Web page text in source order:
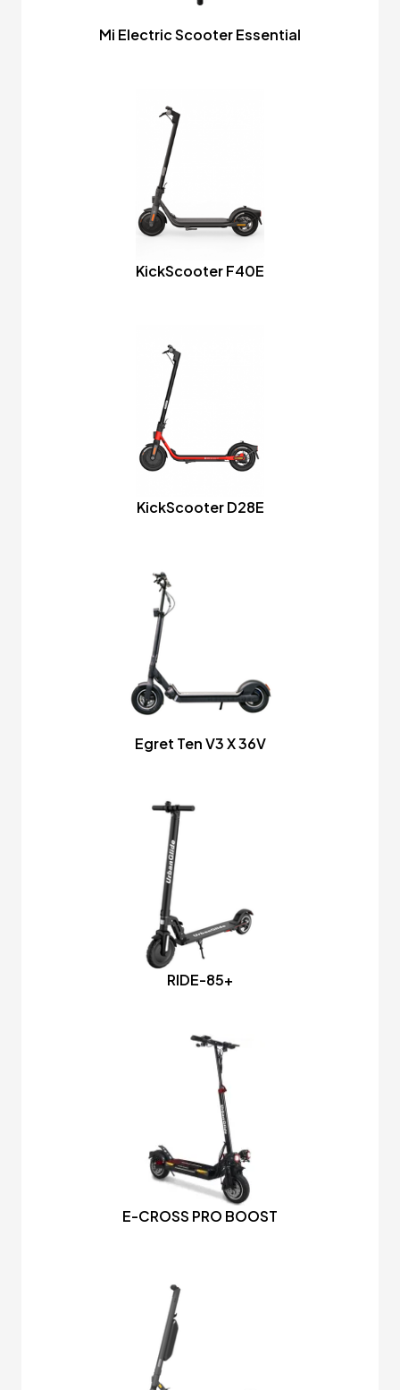
Mi Electric Scooter Essential
KickScooter F40E
KickScooter D28E
Egret Ten V3 X 36V
RIDE-85+
E-CROSS PRO BOOST